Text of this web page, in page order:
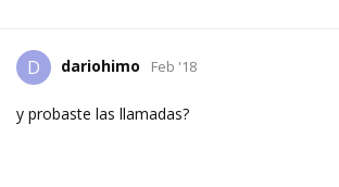
D dariohimo Feb '18
y probaste las llamadas?